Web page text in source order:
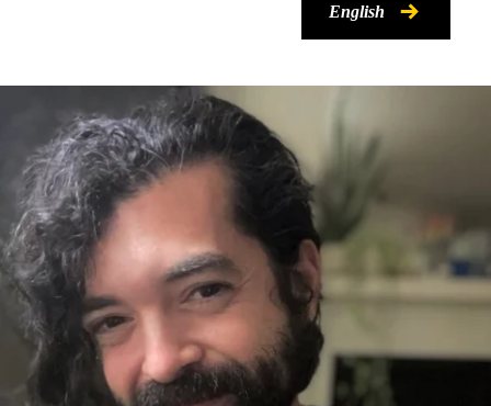
English